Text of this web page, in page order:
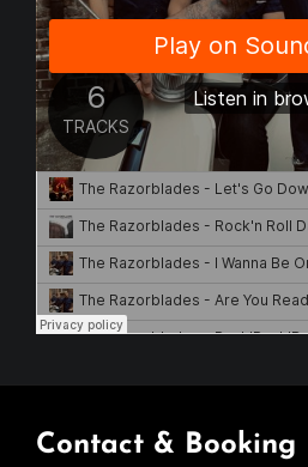
Contact & Booking